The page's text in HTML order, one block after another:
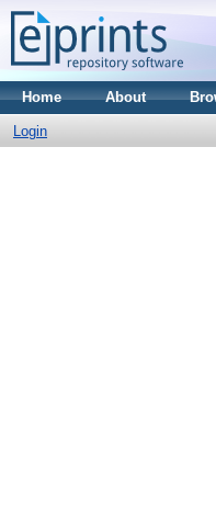
Home About
Login